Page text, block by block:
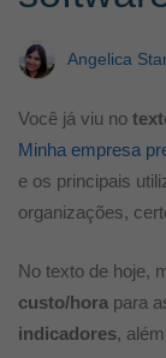
Angelica
Você já viu no
Minha empresa
e os principais
organizações,
No texto de hoje,
custo/hora para
indicadores,